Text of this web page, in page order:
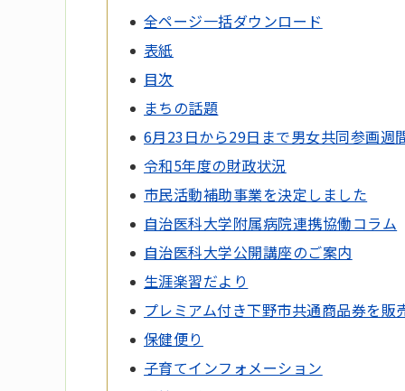
全ページ一括ダウンロード
表紙
目次
まちの話題
6月23日から29日まで男女共同参画週
令和5年度の財政状況
市民活動補助事業を決定しました
自治医科大学附属病院連携協働コラム
自治医科大学公開講座のご案内
生涯楽習だより
プレミアム付き下野市共通商品券を販
保健便り
子育てインフォメーション